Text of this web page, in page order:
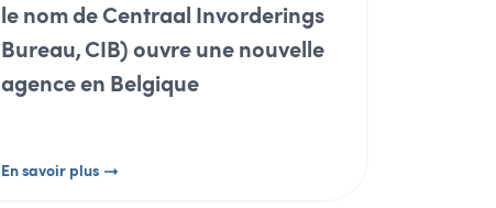
le nom de Centraal Invorderings
Bureau, CIB) ouvre une nouvelle
agence en Belgique
En savoir plus